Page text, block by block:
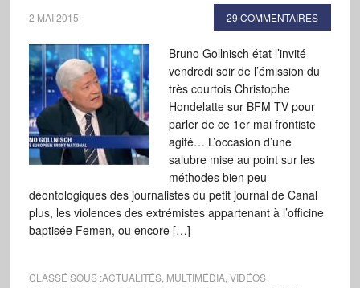
2 MAI 2015 29 COMMENTAIRES
Bruno Gollnisch état l’invité
vendredi soir de l’émission du
très courtois Christophe
Hondelatte sur BFM TV pour
parler de ce 1er mai frontiste
agité… L’occasion d’une
salubre mise au point sur les
méthodes bien peu
déontologiques des journalistes du petit journal de Canal
plus, les violences des extrémistes appartenant à l’officine
baptisée Femen, ou encore […]
CLASSÉ SOUS :ACTUALITÉS, MULTIMÉDIA, VIDÉOS